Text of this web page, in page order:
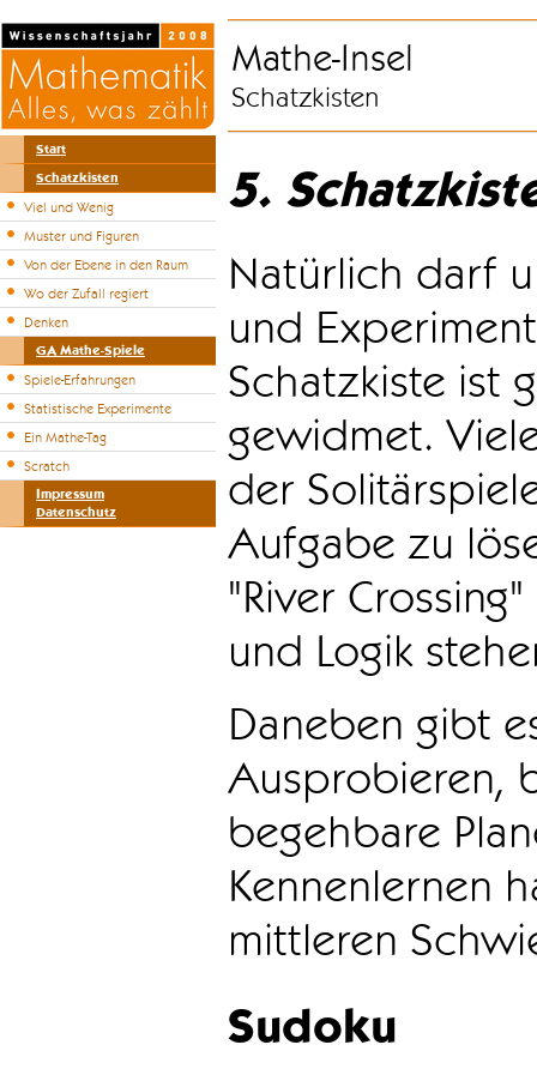
Start
Schatzkisten
Viel und Wenig
Muster und Figuren
Von der Ebene in den Raum
Wo der Zufall regiert
Denken
GA Mathe-Spiele
Spiele-Erfahrungen
Statistische Experimente
Ein Mathe-Tag
Scratch
Impressum
Datenschutz
Mathe-Insel
Schatzkisten
5.
Natürlich darf
und
Schatzkiste ist
gewidmet.
der
Aufgabe zu
"River
und Logik
Daneben gibt
Ausprobieren,
begehbare
Kennenlernen
mittleren
Sudoku